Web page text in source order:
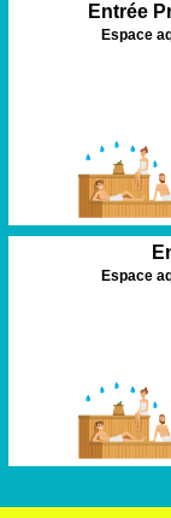
Entrée
Espace
Espace